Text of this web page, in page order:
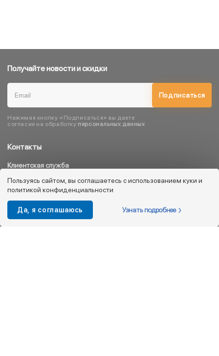
Контакты
Клиентская служба
8 800 333 08 45
info@kotofey.ru
Магазины в Москва (50)
Получайте новости и скидки
Подписаться
Нажимая кнопку «Подписаться» вы даете
согласие на обработку персональных данных
Пользуясь сайтом, вы соглашаетесь с использованием куки и
политикой конфиденциальности
Да, я соглашаюсь Узнать подробнее